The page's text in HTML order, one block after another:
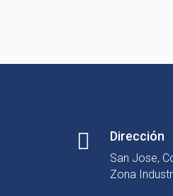
 Dirección
San Jose,
Zona